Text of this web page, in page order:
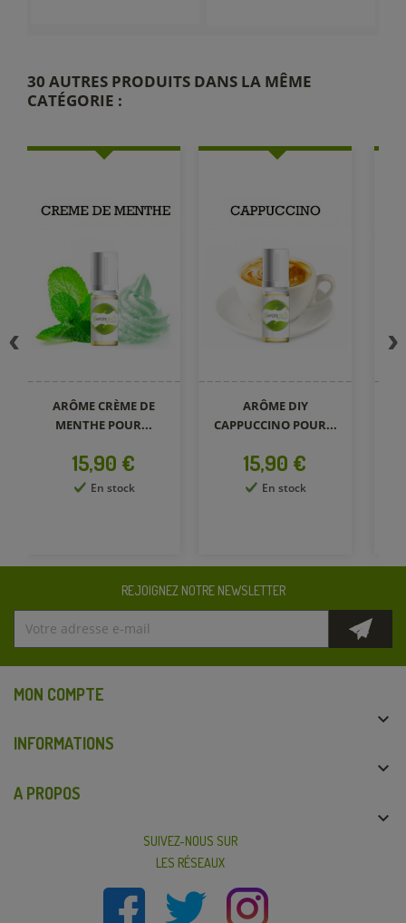
30 AUTRES PRODUITS DANS LA MÊME
CATÉGORIE :
ARÔME CRÈME DE
MENTHE POUR...
Prix
15,90 €
En stock
ARÔME DIY
CAPPUCCINO POUR...
Prix
15,90 €
En stock
REJOIGNEZ NOTRE NEWSLETTER
MON COMPTE

INFORMATIONS

A PROPOS

SUIVEZ-NOUS SUR
LES RÉSEAUX